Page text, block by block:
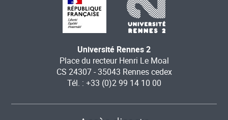
Université Rennes 2
Place du recteur Henri Le Moal
CS 24307 - 35043 Rennes cedex
Tél. : +33 (0)2 99 14 10 00